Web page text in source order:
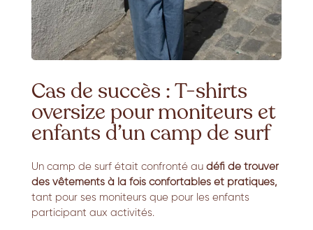
Cas de succès : T-shirts
oversize pour moniteurs et
enfants d’un camp de surf
Un camp de surf était confronté au défi de trouver
des vêtements à la fois confortables et pratiques,
tant pour ses moniteurs que pour les enfants
participant aux activités.